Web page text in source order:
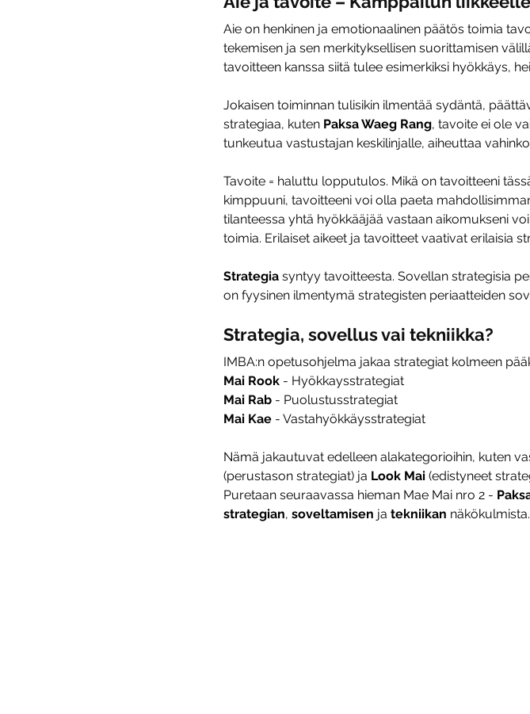
Aie on henkinen ja emotionaalinen päätös toimia
tekemisen ja sen merkityksellisen suorittamisen
tavoitteen kanssa siitä tulee esimerkiksi hyökkäys,
Jokaisen toiminnan tulisikin ilmentää sydäntä,
strategiaa, kuten Paksa Waeg Rang, tavoite ei ole
tunkeutua vastustajan keskilinjalle, aiheuttaa
Tavoite = haluttu lopputulos. Mikä on tavoitteeni
kimppuuni, tavoitteeni voi olla paeta
tilanteessa yhtä hyökkääjää vastaan aikomukseni
toimia. Erilaiset aikeet ja tavoitteet vaativat erilaisia
Strategia syntyy tavoitteesta. Sovellan strategisia
on fyysinen ilmentymä strategisten periaatteiden
Strategia, sovellus vai tekniikka?
IMBA:n opetusohjelma jakaa strategiat kolmeen
Mai Rook - Hyökkaysstrategiat
Mai Rab - Puolustusstrategiat
Mai Kae - Vastahyökkäysstrategiat
Nämä jakautuvat edelleen alakategorioihin, kuten
(perustason strategiat) ja Look Mai (edistyneet
Puretaan seuraavassa hieman Mae Mai nro 2 -
strategian, soveltamisen ja tekniikan näkökulmista.